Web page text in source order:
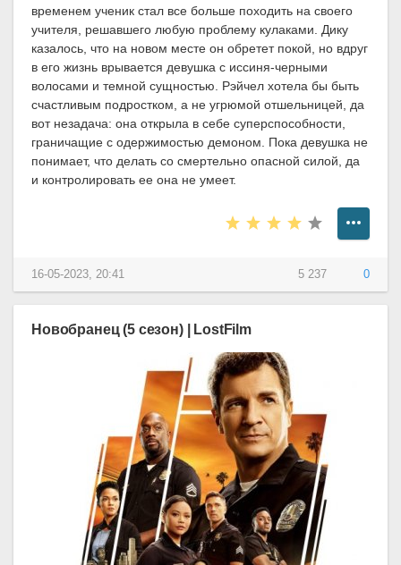
временем ученик стал все больше походить на своего
учителя, решавшего любую проблему кулаками. Дику
казалось, что на новом месте он обретет покой, но вдруг
в его жизнь врывается девушка с иссиня-черными
волосами и темной сущностью. Рэйчел хотела бы быть
счастливым подростком, а не угрюмой отшельницей, да
вот незадача: она открыла в себе суперспособности,
граничащие с одержимостью демоном. Пока девушка не
понимает, что делать со смертельно опасной силой, да
и контролировать ее она не умеет.
5 237 0
16-05-2023, 20:41
Новобранец (5 сезон) | LostFilm